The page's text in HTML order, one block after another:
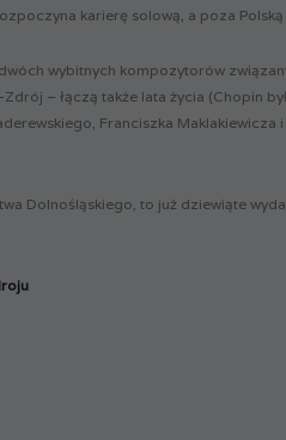
karierę solową, a poza Polską
wybitnych kompozytorów
– łączą także lata życia (Chopin
Franciszka Maklakiewicza
Dolnośląskiego, to już dziewiąte